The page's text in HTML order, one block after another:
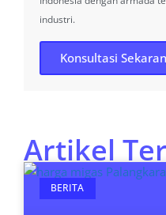
industri.
Konsultasi
Artikel
BERITA